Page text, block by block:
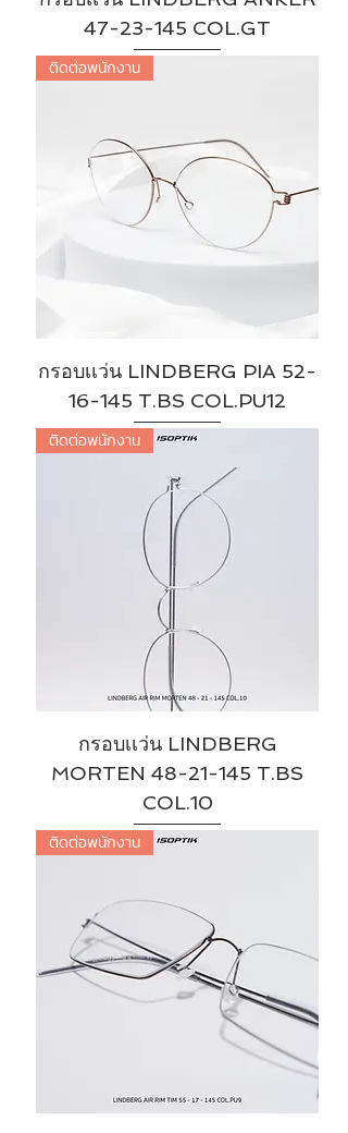
47-23-145 COL.GT
ติดต่อพนักงาน
กรอบเเว่น LINDBERG PIA 52-
16-145 T.BS COL.PU12
ติดต่อพนักงาน
กรอบเเว่น LINDBERG
MORTEN 48-21-145 T.BS
COL.10
ติดต่อพนักงาน